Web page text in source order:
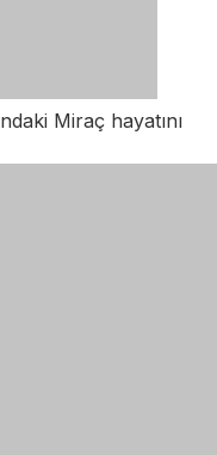
Miraç hayatını